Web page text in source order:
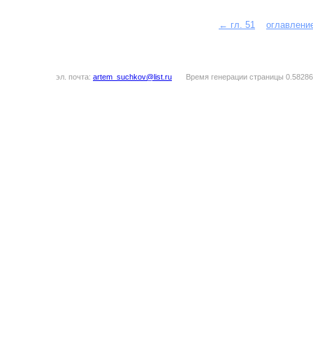
← гл. 51
эл. почта: artem_suchkov@list.ru Время генерации страницы